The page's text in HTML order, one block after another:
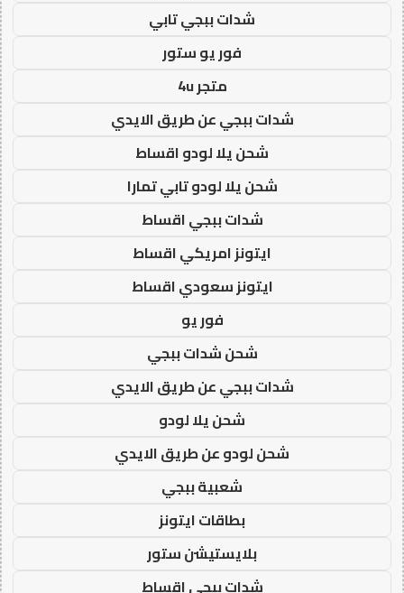
شدات ببجي تابي
فور يو ستور
متجر 4u
شدات ببجي عن طريق الايدي
شحن يلا لودو اقساط
شحن يلا لودو تابي تمارا
شدات ببجي اقساط
ايتونز امريكي اقساط
ايتونز سعودي اقساط
فور يو
شحن شدات ببجي
شدات ببجي عن طريق الايدي
شحن يلا لودو
شحن لودو عن طريق الايدي
شعبية ببجي
بطاقات ايتونز
بلايستيشن ستور
شدات ببجي اقساط